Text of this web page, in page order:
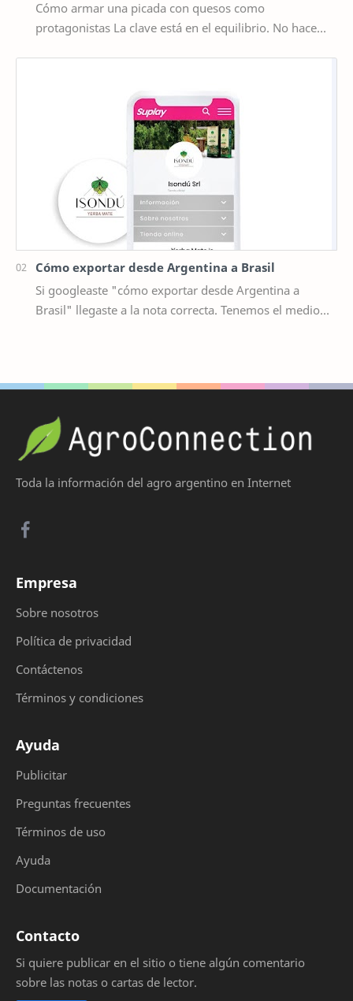
Cómo armar una picada con quesos como
protagonistas La clave está en el equilibrio. No hace
Cómo exportar desde Argentina a Brasil
Si googleaste "cómo exportar desde Argentina a
Brasil" llegaste a la nota correcta. Tenemos el medio
Toda la información del agro argentino en Internet
Empresa
Sobre nosotros
Política de privacidad
Contáctenos
Términos y condiciones
Ayuda
Publicitar
Preguntas frecuentes
Términos de uso
Ayuda
Documentación
Contacto
Si quiere publicar en el sitio o tiene algún comentario
sobre las notas o cartas de lector.